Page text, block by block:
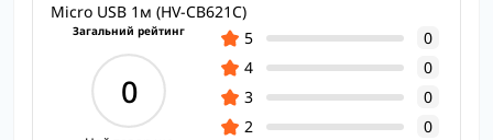
Micro USB 1м (HV-CB621C)
Загальний рейтинг
0
5
0
4
0
3
0
2
0